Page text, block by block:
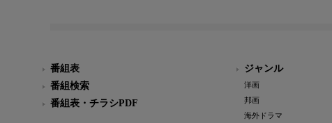
番組表
番組検索
番組表・チラシPDF
ジャンル
洋画
邦画
海外ドラマ